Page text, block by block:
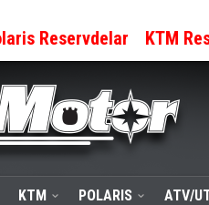
Reservdelar KTM
KTM POLARIS ATV/